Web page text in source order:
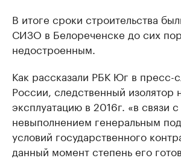
В итоге сроки строительства
СИЗО в Белореченске до сих
недостроенным.
Как рассказали РБК Юг в
России, следственный изолятор
эксплуатацию в 2016г. «в связи с
невыполнением генеральным
условий государственного
данный момент степень его